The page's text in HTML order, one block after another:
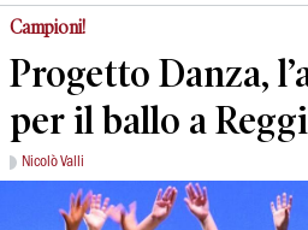
Campioni!
Progetto Danza,
per il ballo a
Nicolò Valli